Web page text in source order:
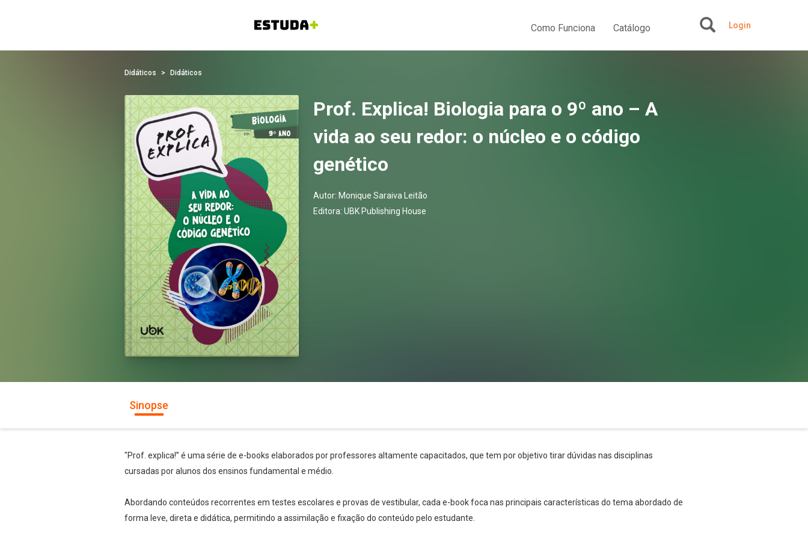
Como Funciona Catálogo Login
Didáticos Didáticos
Prof. Explica! Biologia para o 9º ano – A
vida ao seu redor: o núcleo e o código
genético
Autor: Monique Saraiva Leitão
Editora: UBK Publishing House
Sinopse
"Prof. explica!” é uma série de e-books elaborados por professores altamente capacitados, que tem por objetivo tirar dúvidas nas disciplinas
cursadas por alunos dos ensinos fundamental e médio.
Abordando conteúdos recorrentes em testes escolares e provas de vestibular, cada e-book foca nas principais características do tema abordado de
forma leve, direta e didática, permitindo a assimilação e fixação do conteúdo pelo estudante.